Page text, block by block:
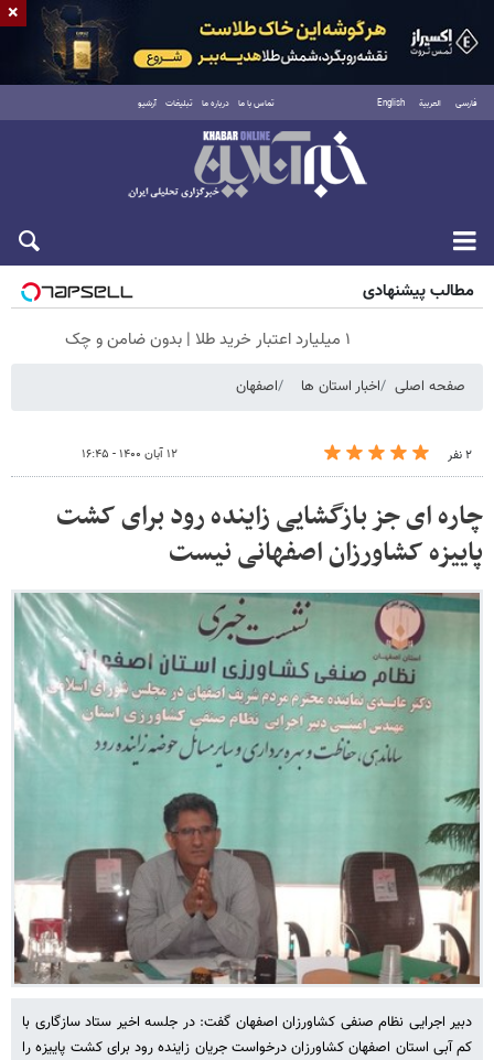
فارسی العربية English تماس با ما درباره ما تبلیغات آرشیو
شنبه ۱۷ مرداد ۱۴۰۵
مطالب پیشنهادی
۱ میلیارد اعتبار خرید طلا | بدون ضامن و چک
صفحه اصلی اخبار استان ها اصفهان
۲ نفر ۱۲ آبان ۱۴۰۰ - ۱۶:۴۵
چاره ای جز بازگشایی زاینده رود برای کشت
پاییزه کشاورزان اصفهانی نیست
دبیر اجرایی نظام صنفی کشاورزان اصفهان گفت: در جلسه اخیر ستاد سازگاری با
کم آبی استان اصفهان کشاورزان درخواست جریان زاینده رود برای کشت پاییزه را
×